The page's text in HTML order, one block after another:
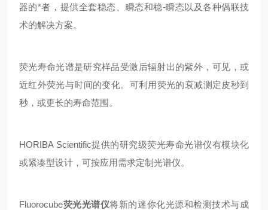
器的*者 ，提供全套稳态、瞬态和稳-瞬态以及各种偶联技
术的解决方案。
荧光寿命光谱是研究样品受激后辐射出的紫外，可见，或
近红外荧光与时间的变化。可利用荧光的衰减测定皮秒到
秒，或更长的寿命范围。
HORIBA Scientific提供的研究级荧光寿命光谱仪有模块化
或紧凑型设计，可按应用需求定制光谱仪。
Fluorocube荧光光谱仪将新的迷你化光源和检测技术与成